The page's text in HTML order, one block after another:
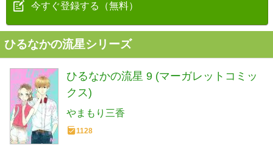
今すぐ登録する（無料）
ひるなかの流星シリーズ
ひるなかの流星 9 (マーガレットコミッ
クス)
やまもり三香
1128